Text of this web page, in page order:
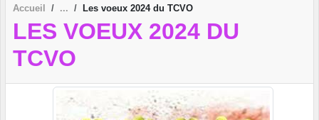
Accueil Les voeux 2024 du TCVO
LES VOEUX 2024 DU
TCVO